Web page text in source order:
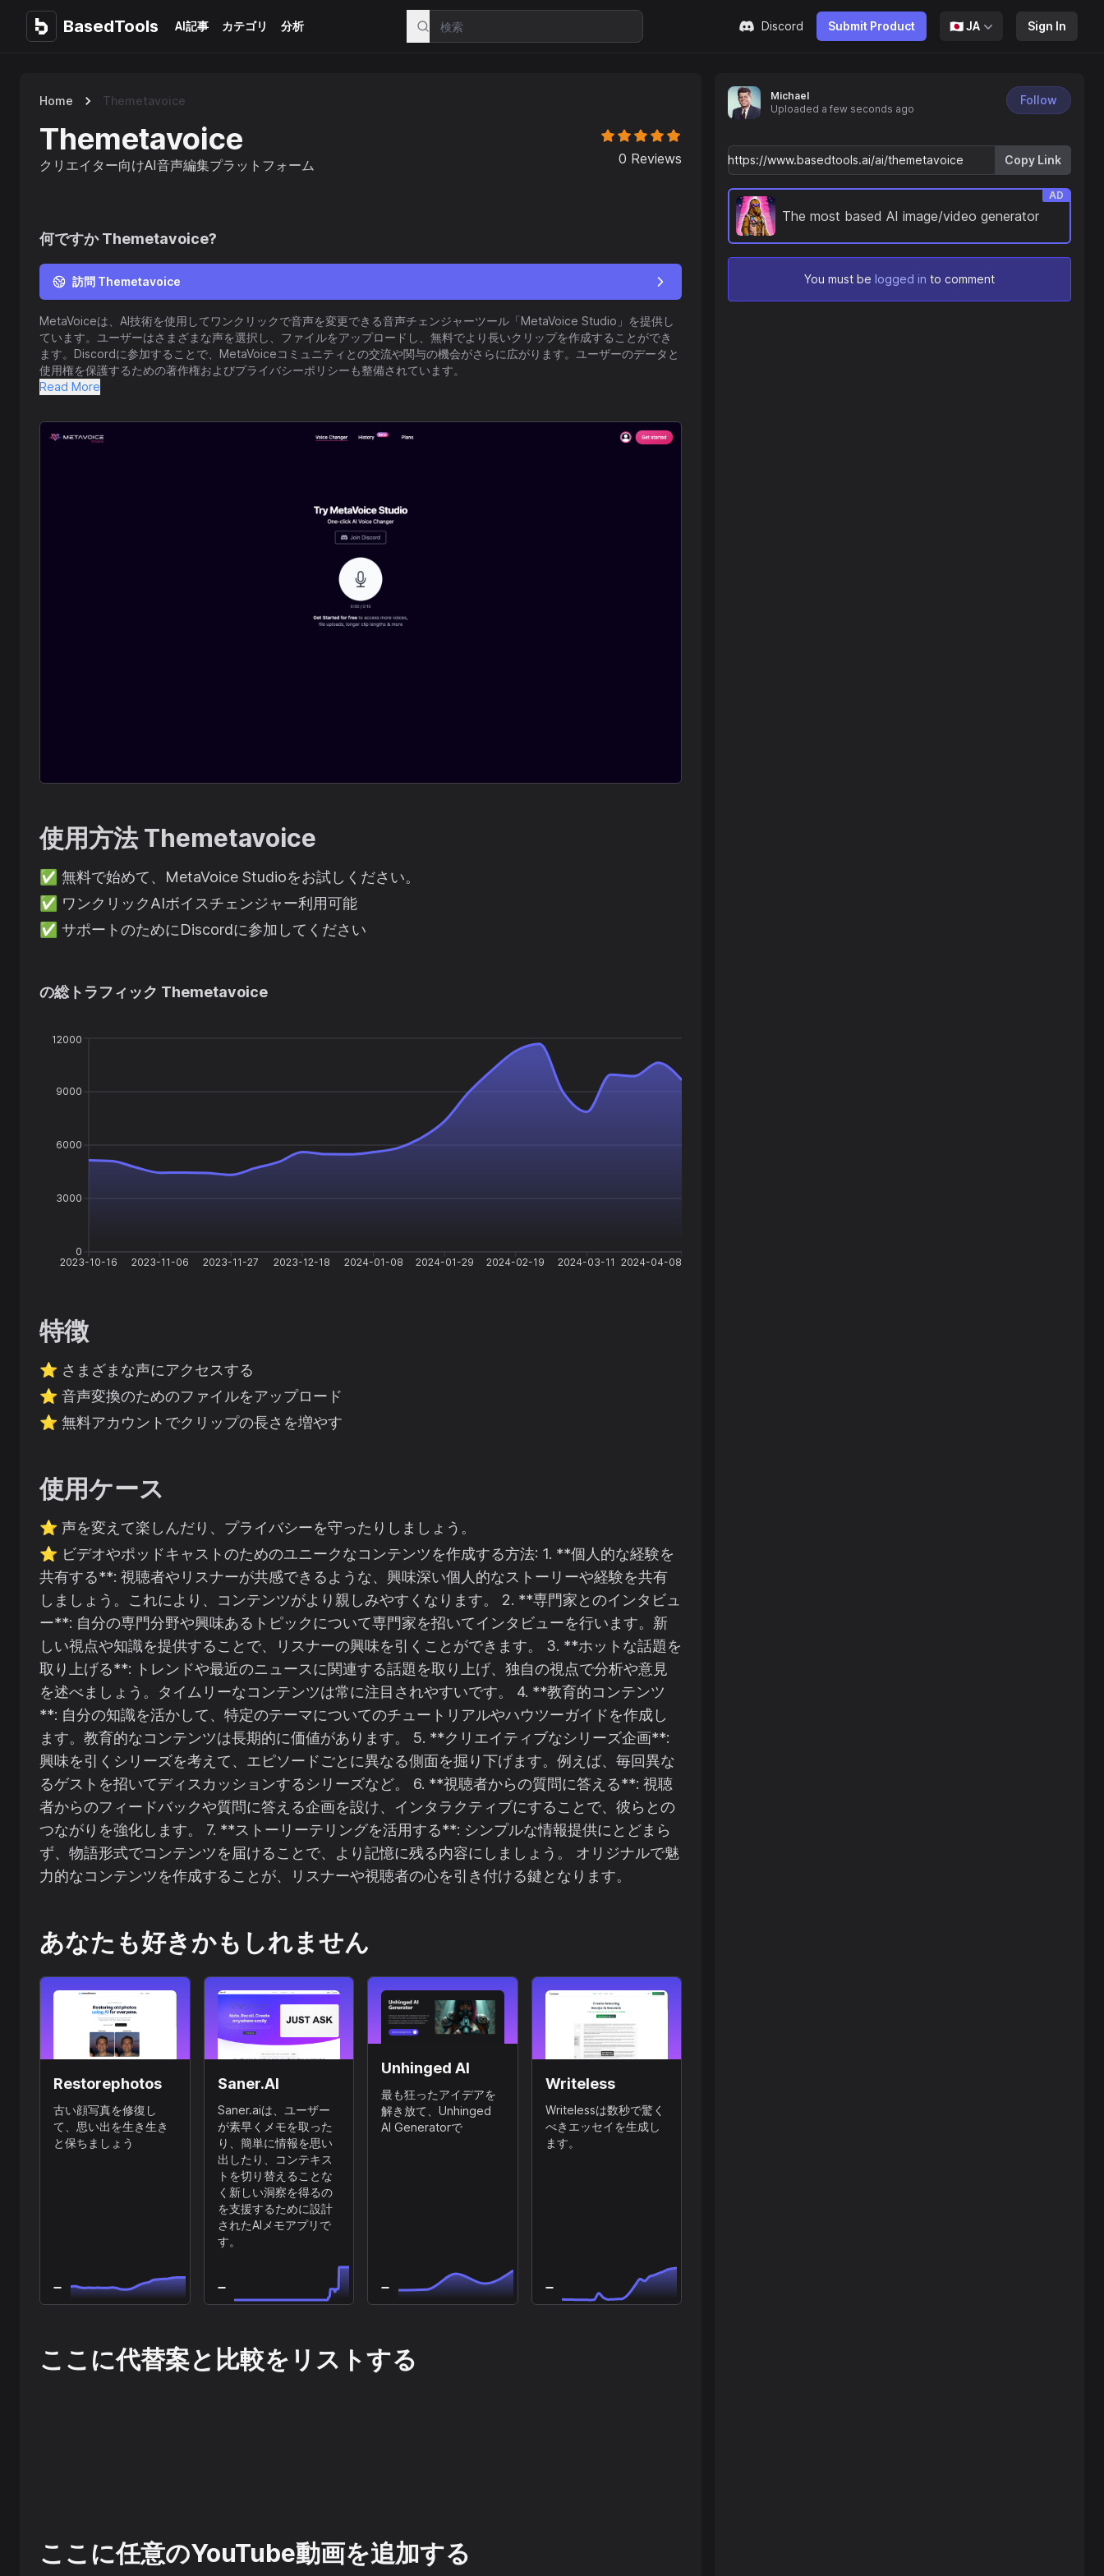
BasedTools
BasedTools AI記事 カテゴリ 分析 Discord Submit Product 🇯🇵JA Sign In
Home Themetavoice
Themetavoice
クリエイター向けAI音声編集プラットフォーム 0 Reviews
何ですか Themetavoice?
訪問 Themetavoice
MetaVoiceは、AI技術を使用してワンクリックで音声を変更できる音声チェンジャーツール「MetaVoice Studio」を提供し
ています。ユーザーはさまざまな声を選択し、ファイルをアップロードし、無料でより長いクリップを作成することができ
ます。Discordに参加することで、MetaVoiceコミュニティとの交流や関与の機会がさらに広がります。ユーザーのデータと
使用権を保護するための著作権およびプライバシーポリシーも整備されています。
Read More
使用方法 Themetavoice
✅ 無料で始めて、MetaVoice Studioをお試しください。
✅ ワンクリックAIボイスチェンジャー利用可能
✅ サポートのためにDiscordに参加してください
の総トラフィック Themetavoice
2023-10-16 2023-11-06 2023-11-27 2023-12-18 2024-01-08 2024-01-29 2024-02-19 2024-03-11 2024-04-08
0
3000
6000
9000
12000
特徴
⭐️ さまざまな声にアクセスする
⭐️ 音声変換のためのファイルをアップロード
⭐️ 無料アカウントでクリップの長さを増やす
使用ケース
⭐️ 声を変えて楽しんだり、プライバシーを守ったりしましょう。
⭐️ ビデオやポッドキャストのためのユニークなコンテンツを作成する方法: 1. **個人的な経験を
共有する**: 視聴者やリスナーが共感できるような、興味深い個人的なストーリーや経験を共有
しましょう。これにより、コンテンツがより親しみやすくなります。 2. **専門家とのインタビュ
ー**: 自分の専門分野や興味あるトピックについて専門家を招いてインタビューを行います。新
しい視点や知識を提供することで、リスナーの興味を引くことができます。 3. **ホットな話題を
取り上げる**: トレンドや最近のニュースに関連する話題を取り上げ、独自の視点で分析や意見
を述べましょう。タイムリーなコンテンツは常に注目されやすいです。 4. **教育的コンテンツ
**: 自分の知識を活かして、特定のテーマについてのチュートリアルやハウツーガイドを作成し
ます。教育的なコンテンツは長期的に価値があります。 5. **クリエイティブなシリーズ企画**:
興味を引くシリーズを考えて、エピソードごとに異なる側面を掘り下げます。例えば、毎回異な
るゲストを招いてディスカッションするシリーズなど。 6. **視聴者からの質問に答える**: 視聴
者からのフィードバックや質問に答える企画を設け、インタラクティブにすることで、彼らとの
つながりを強化します。 7. **ストーリーテリングを活用する**: シンプルな情報提供にとどまら
ず、物語形式でコンテンツを届けることで、より記憶に残る内容にしましょう。 オリジナルで魅
力的なコンテンツを作成することが、リスナーや視聴者の心を引き付ける鍵となります。
あなたも好きかもしれません
Restorephotos
古い顔写真を修復し
て、思い出を生き生き
と保ちましょう
Saner.AI
Saner.aiは、ユーザー
が素早くメモを取った
り、簡単に情報を思い
出したり、コンテキス
トを切り替えることな
く新しい洞察を得るの
を支援するために設計
されたAIメモアプリで
す。
Unhinged AI
最も狂ったアイデアを
解き放て、Unhinged
AI Generatorで
Writeless
Writelessは数秒で驚く
べきエッセイを生成し
ます。
ここに代替案と比較をリストする
ここに任意のYouTube動画を追加する
Michael
Uploaded a few seconds ago
Follow
Copy Link
The most based AI image/video generator
AD
You must be logged in to comment